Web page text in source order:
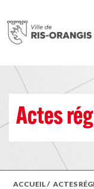
Actes
ACCUEIL/ ACTES